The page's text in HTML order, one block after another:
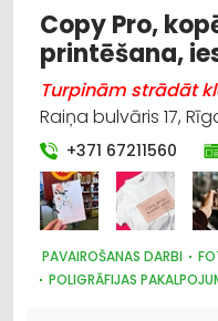
Copy Pro,
printēšana,
Turpinām strādāt
Raiņa bulvāris 17,
+371 67211560
PAVAIROŠANAS DARBI
POLIGRĀFIJAS